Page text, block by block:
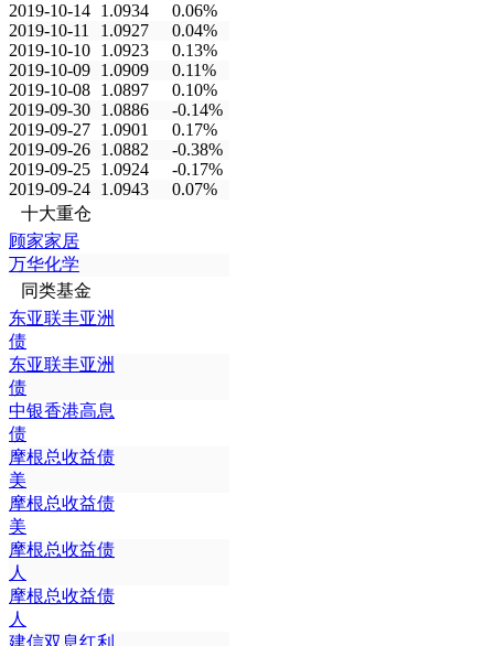
2019-10-14 1.0934
0.06%
2019-10-11
1.0927
0.04%
2019-10-10 1.0923
0.13%
2019-10-09 1.0909
0.11%
2019-10-08 1.0897
0.10%
2019-09-30 1.0886
-0.14%
2019-09-27 1.0901
0.17%
2019-09-26 1.0882
-0.38%
2019-09-25 1.0924
-0.17%
2019-09-24 1.0943
0.07%
十大重仓
顾家家居
万华化学
同类基金
东亚联丰亚洲
债
东亚联丰亚洲
债
中银香港高息
债
摩根总收益债
美
摩根总收益债
美
摩根总收益债
人
摩根总收益债
人
建信双息红利